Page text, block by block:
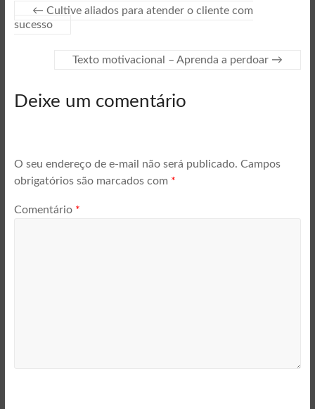
← Cultive aliados para atender o cliente com
sucesso
Texto motivacional – Aprenda a perdoar →
Deixe um comentário
O seu endereço de e-mail não será publicado. Campos
obrigatórios são marcados com *
Comentário *